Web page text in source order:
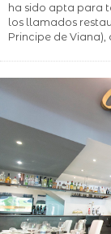
ha sido apta para
los llamados
Principe de